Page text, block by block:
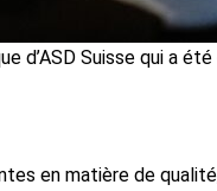
Suisse qui a
en matière de